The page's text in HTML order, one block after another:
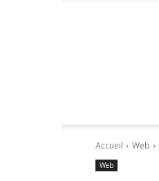
Accueil Web
Web